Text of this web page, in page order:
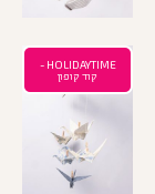
HOLIDAYTIME -
קוד קופון